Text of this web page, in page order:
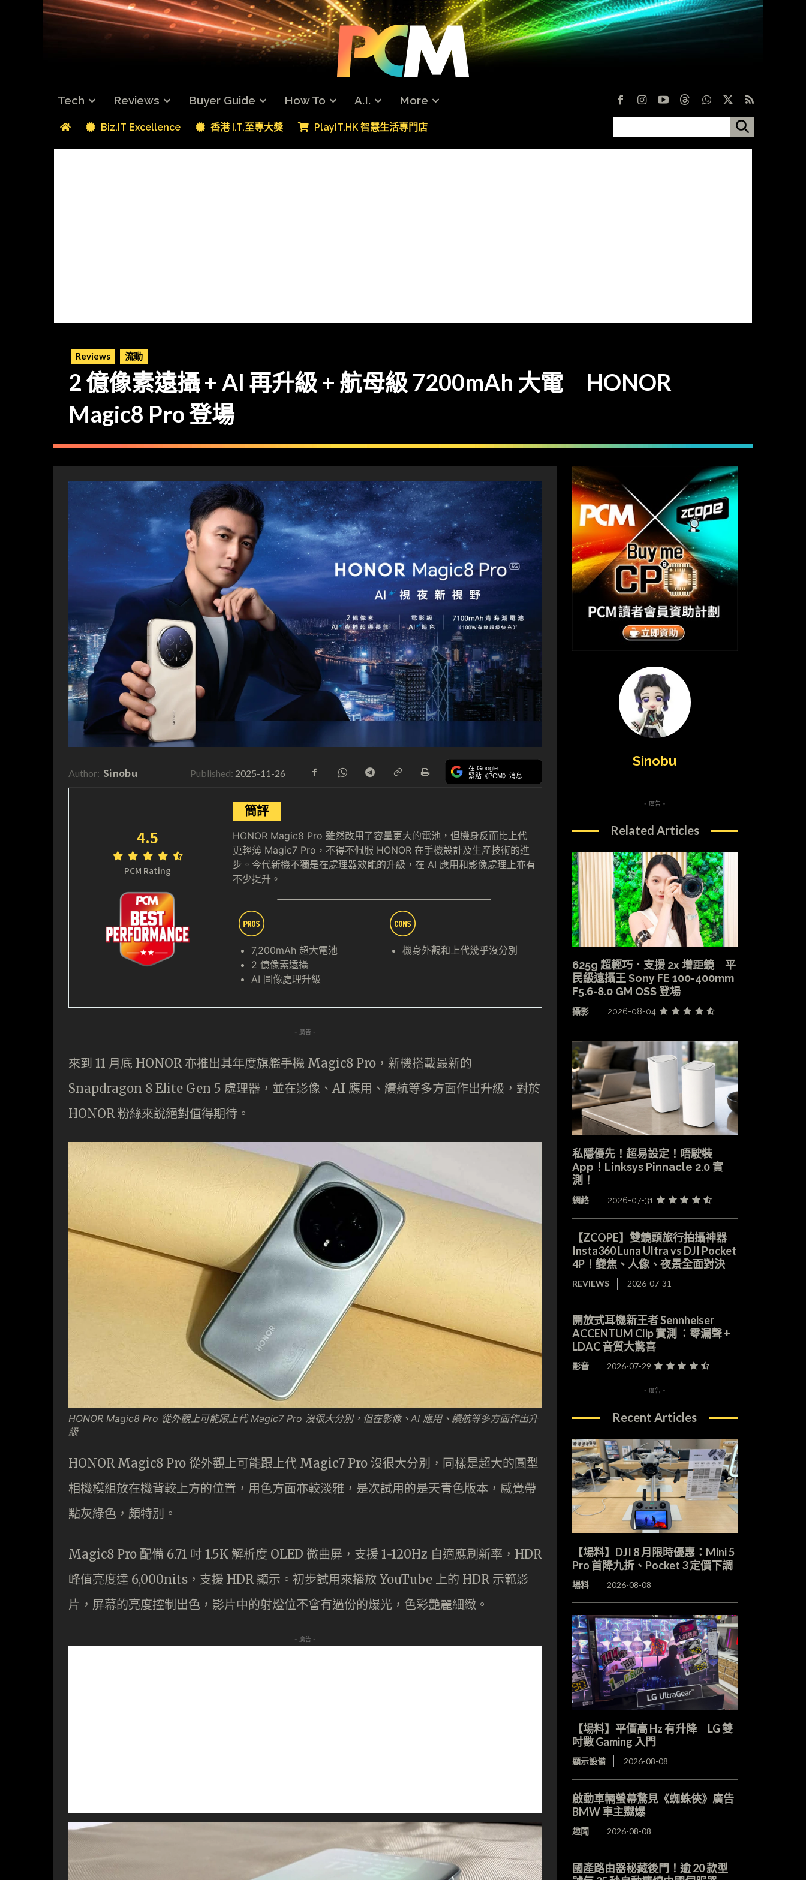
Tech Reviews Buyer Guide How To A.I. More
Biz.IT Excellence 香港 I.T.至專大獎 PlayIT.HK 智慧生活專門店
Reviews 流動
2 億像素遠攝 + AI 再升級 + 航母級 7200mAh 大電 HONOR
Magic8 Pro 登場
Author: Sinobu Published: 2025-11-26 在 Google
緊貼《PCM》消息
4.5
PCM Rating
簡評
HONOR Magic8 Pro 雖然改用了容量更大的電池，但機身反而比上代
更輕薄 Magic7 Pro，不得不佩服 HONOR 在手機設計及生產技術的進
步。今代新機不獨是在處理器效能的升級，在 AI 應用和影像處理上亦有
不少提升。
7,200mAh 超大電池
2 億像素遠攝
AI 圖像處理升級
機身外觀和上代幾乎沒分別
- 廣告 -
來到 11 月底 HONOR 亦推出其年度旗艦手機 Magic8 Pro，新機搭載最新的
Snapdragon 8 Elite Gen 5 處理器，並在影像、AI 應用、續航等多方面作出升級，對於
HONOR 粉絲來說絕對值得期待。
HONOR Magic8 Pro 從外觀上可能跟上代 Magic7 Pro 沒很大分別，但在影像、AI 應用、續航等多方面作出升
級
HONOR Magic8 Pro 從外觀上可能跟上代 Magic7 Pro 沒很大分別，同樣是超大的圓型
相機模組放在機背較上方的位置，用色方面亦較淡雅，是次試用的是天青色版本，感覺帶
點灰綠色，頗特別。
Magic8 Pro 配備 6.71 吋 1.5K 解析度 OLED 微曲屏，支援 1-120Hz 自適應刷新率，HDR
峰值亮度達 6,000nits，支援 HDR 顯示。初步試用來播放 YouTube 上的 HDR 示範影
片，屏幕的亮度控制出色，影片中的射燈位不會有過份的爆光，色彩艷麗細緻。
- 廣告 -
Sinobu
- 廣告 -
Related Articles
625g 超輕巧．支援 2x 增距鏡 平
民級遠攝王 Sony FE 100-400mm
F5.6-8.0 GM OSS 登場
攝影 2026-08-04
私隱優先！超易設定！唔駛裝
App！Linksys Pinnacle 2.0 實
測！
網絡 2026-07-31
【ZCOPE】雙鏡頭旅行拍攝神器
Insta360 Luna Ultra vs DJI Pocket
4P！變焦、人像、夜景全面對決
REVIEWS 2026-07-31
開放式耳機新王者 Sennheiser
ACCENTUM Clip 實測 ：零漏聲 +
LDAC 音質大驚喜
影音 2026-07-29
- 廣告 -
Recent Articles
【場料】DJI 8 月限時優惠：Mini 5
Pro 首降九折、Pocket 3 定價下調
場料 2026-08-08
【場料】平價高 Hz 有升降 LG 雙
吋數 Gaming 入門
顯示設備 2026-08-08
啟動車輛螢幕驚見《蜘蛛俠》廣告
BMW 車主嬲爆
趣聞 2026-08-08
國產路由器秘藏後門！逾 20 款型